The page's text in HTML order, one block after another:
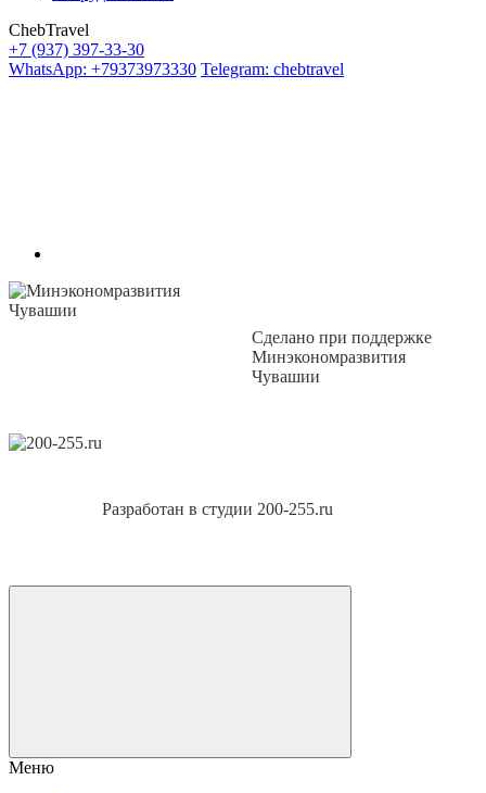
ChebTravel
+7 (937) 397-33-30
WhatsApp: +79373973330 Telegram: chebtravel
Сделано при поддержке
Минэкономразвития
Чувашии
Разработан в студии 200-255.ru
Меню